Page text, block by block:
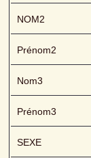
NOM2
Prénom2
Nom3
Prénom3
SEXE